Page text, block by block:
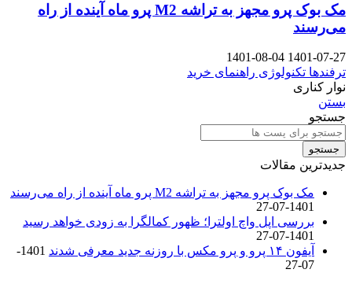
مک بوک پرو مجهز به تراشه M2 پرو ماه آینده از راه
می‌رسند
1401-07-27
1401-08-04
ترفندها تکنولوژی راهنمای خرید
نوار کناری
بستن
جستجو
جستجو
جدیدترین مقالات
مک بوک پرو مجهز به تراشه M2 پرو ماه آینده از راه می‌رسند
1401-07-27
بررسی اپل واچ اولترا؛ ظهور کمالگرا به زودی خواهد رسید
1401-07-27
آیفون ۱۴ پرو و پرو مکس با روزنه جدید معرفی شدند
1401-
07-27